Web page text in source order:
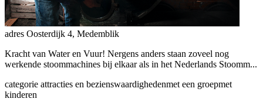
adres Oosterdijk 4, Medemblik
Kracht van Water en Vuur! Nergens anders staan zoveel nog
werkende stoommachines bij elkaar als in het Nederlands Stoomm...
categorie attracties en bezienswaardighedenmet een groepmet
kinderen